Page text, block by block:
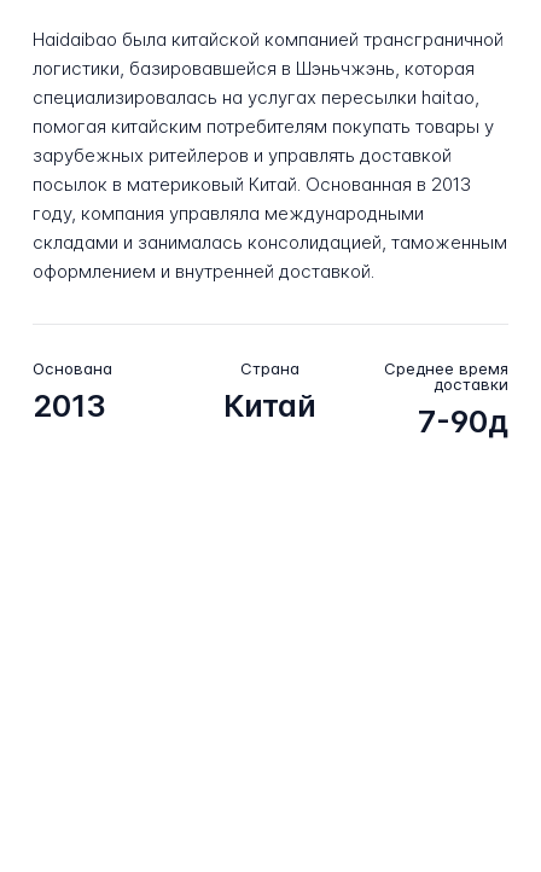
Haidaibao была китайской компанией трансграничной
логистики, базировавшейся в Шэньчжэнь, которая
специализировалась на услугах пересылки haitao,
помогая китайским потребителям покупать товары у
зарубежных ритейлеров и управлять доставкой
посылок в материковый Китай. Основанная в 2013
году, компания управляла международными
складами и занималась консолидацией, таможенным
оформлением и внутренней доставкой.
Основана
2013
Страна
Китай
Среднее время
доставки
7-90д